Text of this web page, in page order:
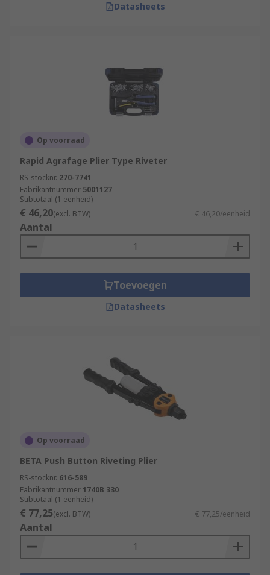
Datasheets
Op voorraad
Rapid Agrafage Plier Type Riveter
RS-stocknr. 270-7741
Fabrikantnummer 5001127
Subtotaal (1 eenheid)
€ 46,20(excl. BTW) € 46,20/eenheid
Aantal
Toevoegen
Datasheets
Op voorraad
BETA Push Button Riveting Plier
RS-stocknr. 616-589
Fabrikantnummer 1740B 330
Subtotaal (1 eenheid)
€ 77,25(excl. BTW) € 77,25/eenheid
Aantal